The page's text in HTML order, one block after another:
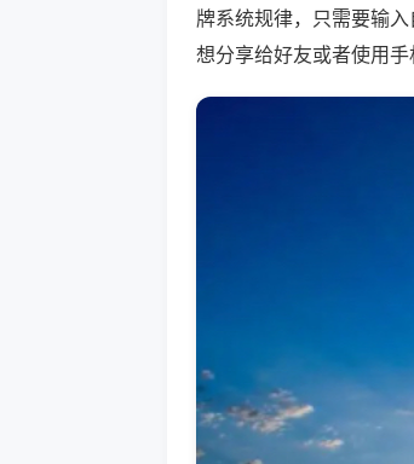
牌系统规律，只需要输
想分享给好友或者使用手